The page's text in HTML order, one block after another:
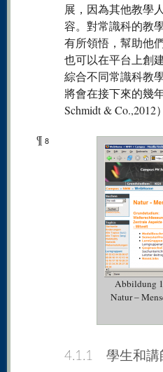
展，因為其他教學
容。對常識科的教
有所領悟，幫助他
也可以在平台上創
綜合不同常識科教
將會在接下來的幾
Schmidt & Co.,2012
¶ 8
Abbildung
Natur –
4.1.1 學生和講